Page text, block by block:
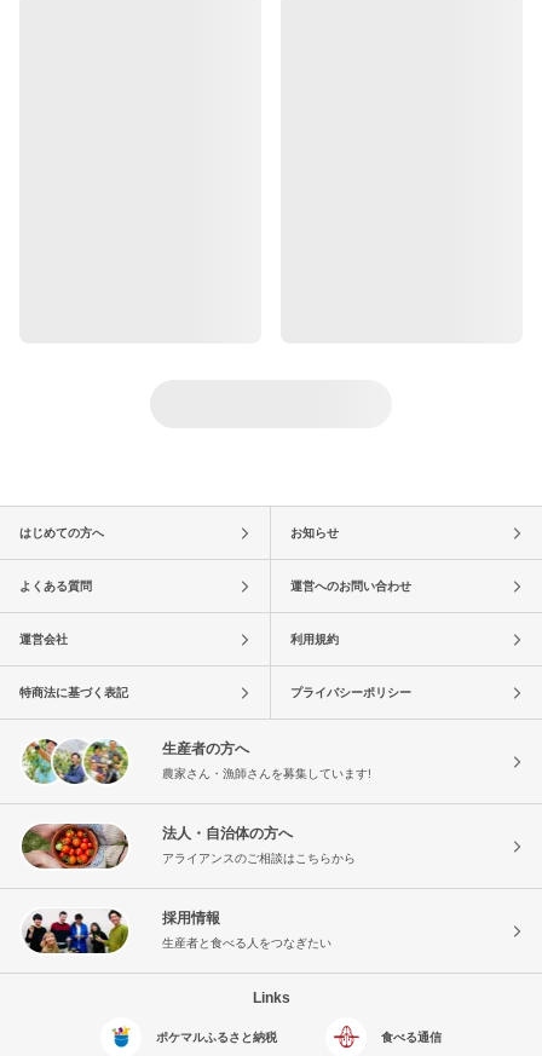
はじめての方へ お知らせ
よくある質問 運営へのお問い合わせ
運営会社 利用規約
特商法に基づく表記 プライバシーポリシー
生産者の方へ
農家さん・漁師さんを募集しています!
法人・自治体の方へ
アライアンスのご相談はこちらから
採用情報
生産者と食べる人をつなぎたい
Links
ポケマルふるさと納税 食べる通信